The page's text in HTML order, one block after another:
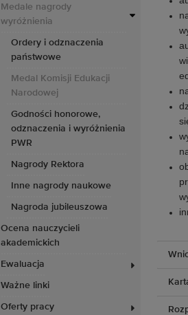
Medale nagrody
wyróżnienia
Ordery i odznaczenia
państwowe
Medal Komisji Edukacji
Narodowej
Godności honorowe,
odznaczenia i wyróżnienia
PWR
Nagrody Rektora
Inne nagrody naukowe
Nagroda jubileuszowa
Ocena nauczycieli
akademickich
Ewaluacja
Ważne linki
Oferty pracy